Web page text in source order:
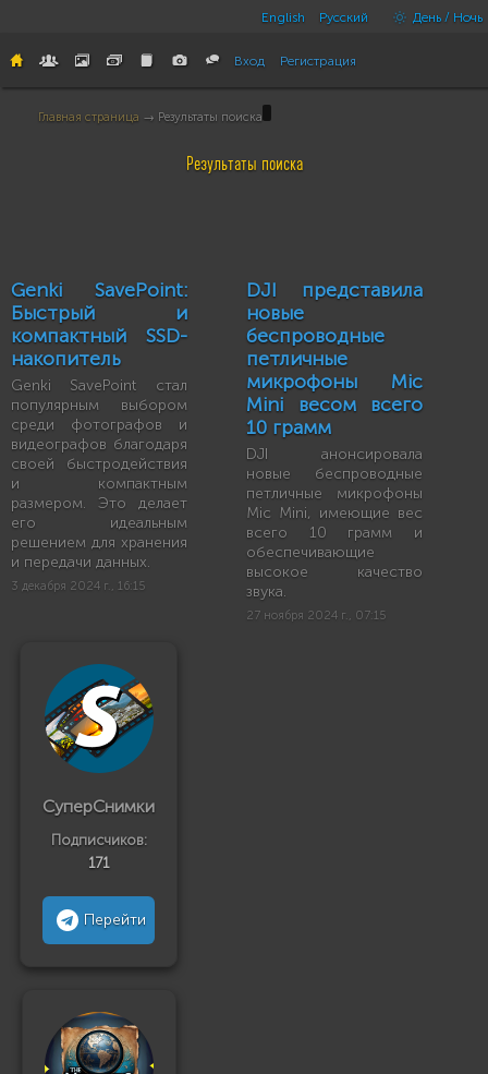
English Русский День / Ночь
Вход Регистрация
Главная страница → Результаты поиска
Результаты поиска
Genki SavePoint:
Быстрый и
компактный SSD-
накопитель
Genki SavePoint стал
популярным выбором
среди фотографов и
видеографов благодаря
своей быстродействия
и компактным
размером. Это делает
его идеальным
решением для хранения
и передачи данных.
3 декабря 2024 г., 16:15
СуперСнимки
Подписчиков:
171
Перейти
DJI представила
новые
беспроводные
петличные
микрофоны Mic
Mini весом всего
10 грамм
DJI анонсировала
новые беспроводные
петличные микрофоны
Mic Mini, имеющие вес
всего 10 грамм и
обеспечивающие
высокое качество
звука.
27 ноября 2024 г., 07:15